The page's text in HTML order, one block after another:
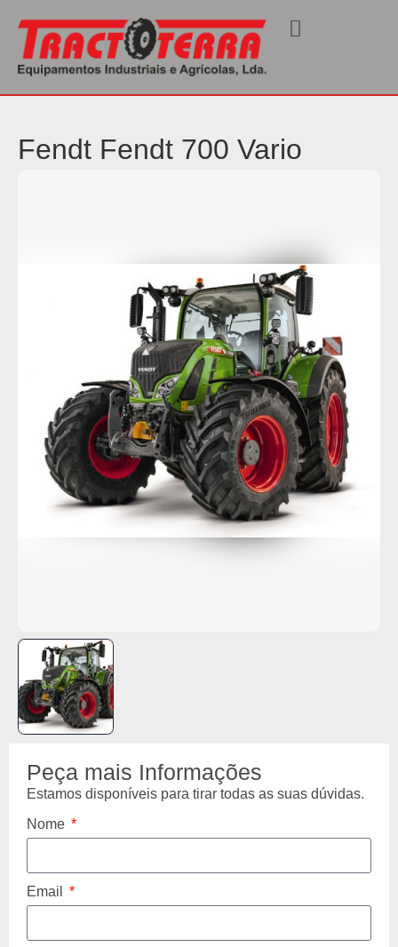
Fendt Fendt 700 Vario
Peça mais Informações
Estamos disponíveis para tirar todas as suas dúvidas.
Nome
Email